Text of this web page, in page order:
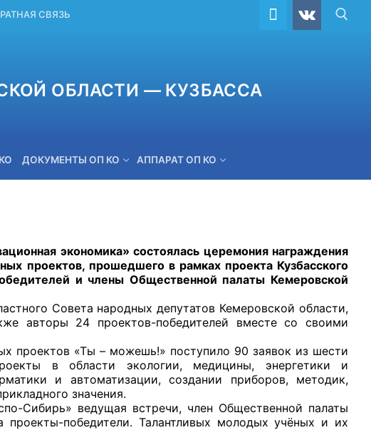
СВЯЗЬ
ОБЛАСТИ — КУЗБАССА
ДОКУМЕНТЫ ОП КО АППАРАТ ОП КО
ОБРАТНАЯ СВЯЗЬ
органов
экономика» состоялась церемония награждения
проектов, прошедшего в рамках проекта Кузбасского
и члены Общественной палаты Кемеровской
Совета народных депутатов Кемеровской области,
авторы 24 проектов-победителей вместе со своими
«Ты – можешь!» поступило 90 заявок из шести
в области экологии, медицины, энергетики и
и автоматизации, создании приборов, методик,
значения.
ведущая встречи, член Общественной палаты
проекты-победители. Талантливых молодых учёных и их